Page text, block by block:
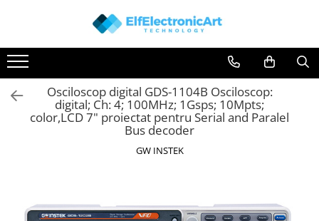
Instrumente de masura si control
Clesti Ampermetrici
Multimetre Digitale
Scule Atelier
Osciloscoape
Accesorii
Osciloscoape AXIOMET
Osciloscoape B&K PRECISION
Osciloscoape KEYSIGHT
Osciloscop digital GDS-1104B Osciloscop:
digital; Ch: 4; 100MHz; 1Gsps; 10Mpts;
color,LCD 7" proiectat pentru Serial and Paralel
Bus decoder
GW INSTEK